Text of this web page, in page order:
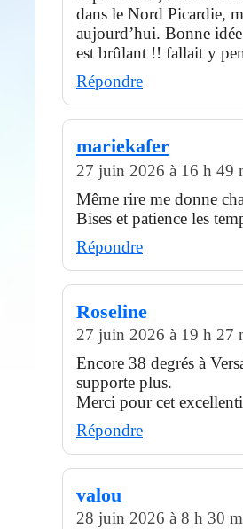
dans le Nord Picardie,
aujourd’hui. Bonne
est brûlant !! fallait y
Répondre
mariekafer
27 juin 2026 à 16 h 49
Même rire me donne
Bises et patience les
Répondre
Roseline
27 juin 2026 à 19 h 27
Encore 38 degrés à
supporte plus.
Merci pour cet
Répondre
valou
28 juin 2026 à 8 h 30